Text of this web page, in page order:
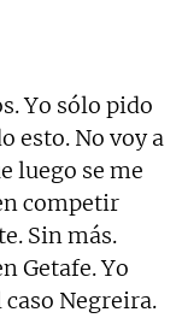
Yo sólo pido
esto. No voy a
luego se me
competir
Sin más.
Getafe. Yo
Negreira.